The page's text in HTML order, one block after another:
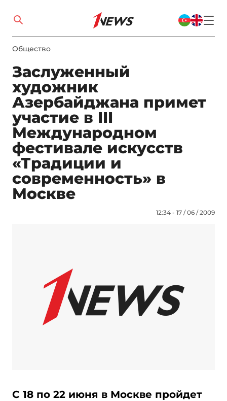
Общество
Заслуженный
художник
Азербайджана примет
участие в III
Международном
фестивале искусств
«Традиции и
современность» в
Москве
12:34 - 17 / 06 / 2009
С 18 по 22 июня в Москве пройдет